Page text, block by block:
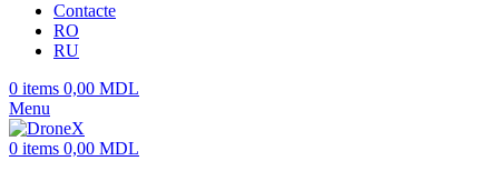
Contacte
RO
RU
0 items 0,00 MDL
Menu
0 items 0,00 MDL